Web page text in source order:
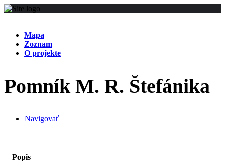
Mapa
Zoznam
O projekte
Pomník M. R. Štefánika
Navigovať
Popis